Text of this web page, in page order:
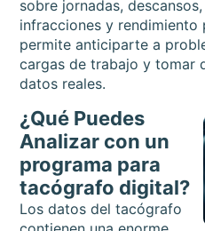
sobre jornadas,
infracciones y
permite anticiparte a
cargas de trabajo y tomar
datos reales.
¿Qué Puedes
Analizar con un
programa para
tacógrafo digital?
Los datos del tacógrafo